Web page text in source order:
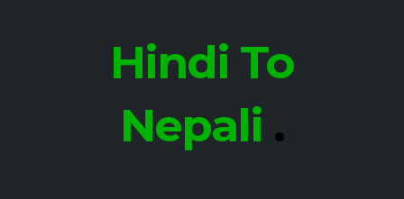
Hindi To
Nepali .